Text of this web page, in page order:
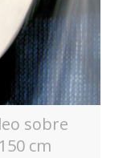
sobre
cm